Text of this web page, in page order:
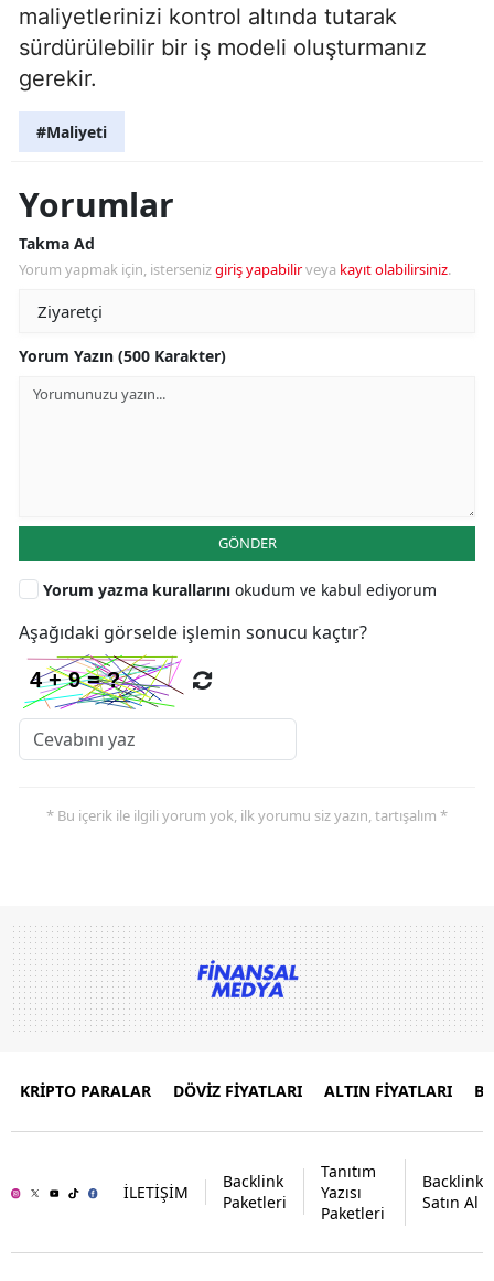
maliyetlerinizi kontrol altında tutarak
sürdürülebilir bir iş modeli oluşturmanız
gerekir.
#Maliyeti
Yorumlar
Takma Ad
Yorum yapmak için, istersenizgiriş yapabilirveya kayıt olabilirsiniz.
Yorum Yazın (500 Karakter)
GÖNDER
Yorum yazma kurallarını okudum ve kabul ediyorum
Aşağıdaki görselde işlemin sonucu kaçtır?
* Bu içerik ile ilgili yorum yok, ilk yorumu siz yazın, tartışalım *
KRİPTO PARALAR DÖVİZ FİYATLARI ALTIN FİYATLARI
İLETİŞİM
Backlink
Paketleri
Tanıtım
Yazısı
Paketleri
Backlink
Satın Al